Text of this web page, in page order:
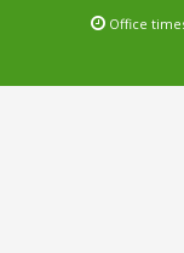
Office